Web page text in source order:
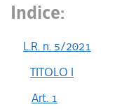
Indice:
L.R. n. 5/2021
TITOLO I
Art. 1